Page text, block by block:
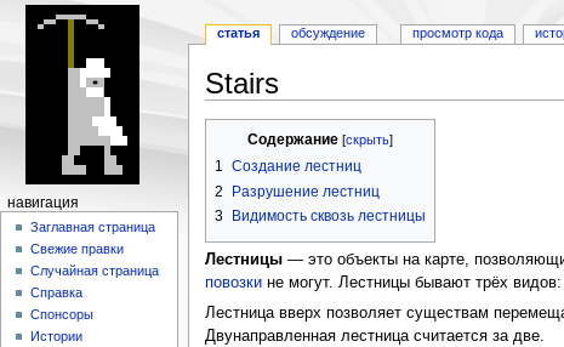
Stairs
навигации
поиску
Содержание
1 Создание лестниц
2
Разрушение лестниц
3 Видимость сквозь лестницы
Лестницы— это объекты на карте,
повозкине могут. Лестницы бывают трёх
Лестница вверх позволяет существам
Двунаправленная лестница считается за две.
Н
статья обсуждение просмотр кода
навигация
Заглавная страница
Свежие правки
Случайная страница
Справка
Спонсоры
Истории